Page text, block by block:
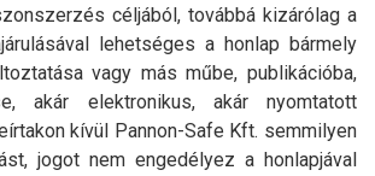
céljából, továbbá kizárólag a
lehetséges a honlap bármely
vagy más műbe, publikációba,
akár elektronikus, akár nyomtatott
kívül Pannon-Safe Kft. semmilyen
jogot nem engedélyez a honlapjával